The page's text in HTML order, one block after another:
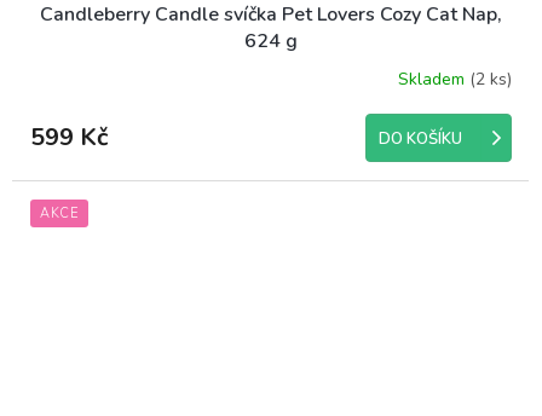
Candleberry Candle svíčka Pet Lovers Cozy Cat Nap,
624 g
Skladem (2 ks)
599 Kč DO KOŠÍKU
AKCE